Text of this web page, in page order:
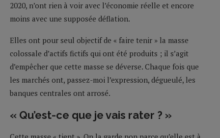
2020, n’ont rien à voir avec l’économie réelle et encore
moins avec une supposée déflation.
Elles ont pour seul objectif de « faire tenir » la masse
colossale d’actifs fictifs qui ont été produits ; il s’agit
d’empêcher que cette masse se déverse. Chaque fois que
les marchés ont, passez-moi l’expression, dégueulé, les
banques centrales ont arrosé.
« Qu’est-ce que je vais rater ? »